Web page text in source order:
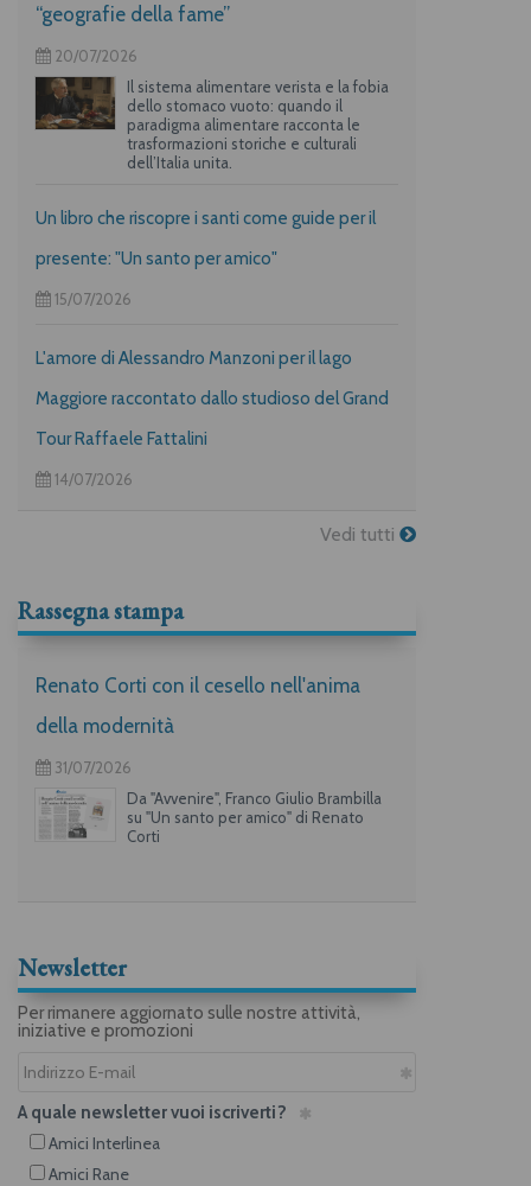
“geografie della fame”
20/07/2026
Il sistema alimentare verista e la fobia
dello stomaco vuoto: quando il
paradigma alimentare racconta le
trasformazioni storiche e culturali
dell’Italia unita.
Un libro che riscopre i santi come guide per il
presente: "Un santo per amico"
15/07/2026
L'amore di Alessandro Manzoni per il lago
Maggiore raccontato dallo studioso del Grand
Tour Raffaele Fattalini
14/07/2026
Vedi tutti
Rassegna stampa
Renato Corti con il cesello nell'anima
della modernità
31/07/2026
Da "Avvenire", Franco Giulio Brambilla
su "Un santo per amico" di Renato
Corti
Newsletter
Per rimanere aggiornato sulle nostre attività,
iniziative e promozioni
A quale newsletter vuoi iscriverti?
Amici Interlinea
Amici Rane